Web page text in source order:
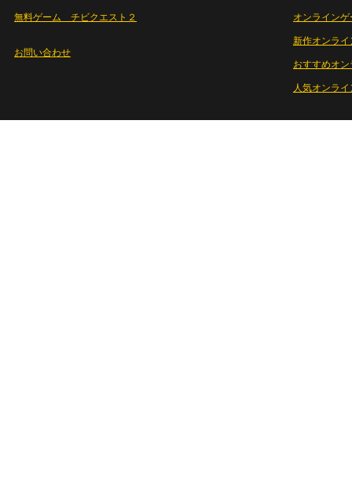
無料ゲーム チビクエスト２
お問い合わせ
オンライン
新作オンライ
おすすめオ
人気オンラ